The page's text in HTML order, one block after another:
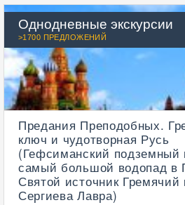
Однодневные экскурсии
>1700 ПРЕДЛОЖЕНИЙ
Предания Преподобных.
ключ и чудотворная Русь
(Гефсиманский подземный
самый большой водопад в
Святой источник
Сергиева Лавра)